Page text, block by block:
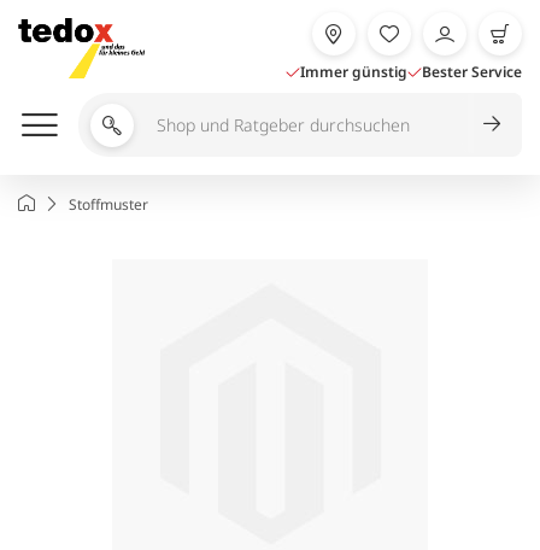
Inhalt
springen
Immer günstig Bester Service
Shop
Ratgeber
StartseiteStoffmuster